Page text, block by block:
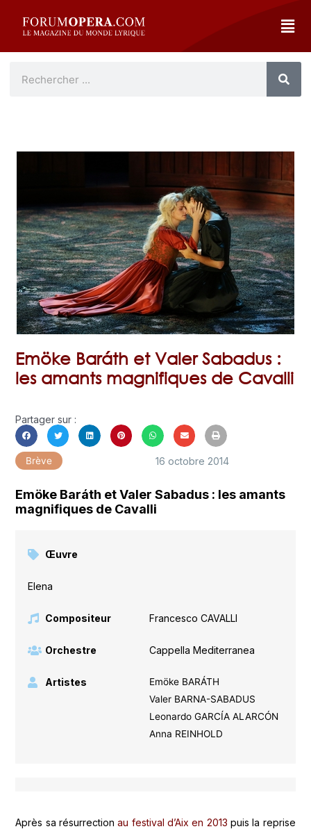
Emöke Baráth et Valer Sabadus :
les amants magnifiques de Cavalli
Partager sur :
Brève 16 octobre 2014
Emöke Baráth et Valer Sabadus : les amants
magnifiques de Cavalli
Œuvre
Elena
Compositeur Francesco CAVALLI
Orchestre Cappella Mediterranea
Artistes
Emöke BARÁTH
Valer BARNA-SABADUS
Leonardo GARCÍA ALARCÓN
Anna REINHOLD
Après sa résurrectionau festival d’Aix en 2013 puis la reprise